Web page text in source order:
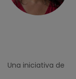
Una iniciativa de